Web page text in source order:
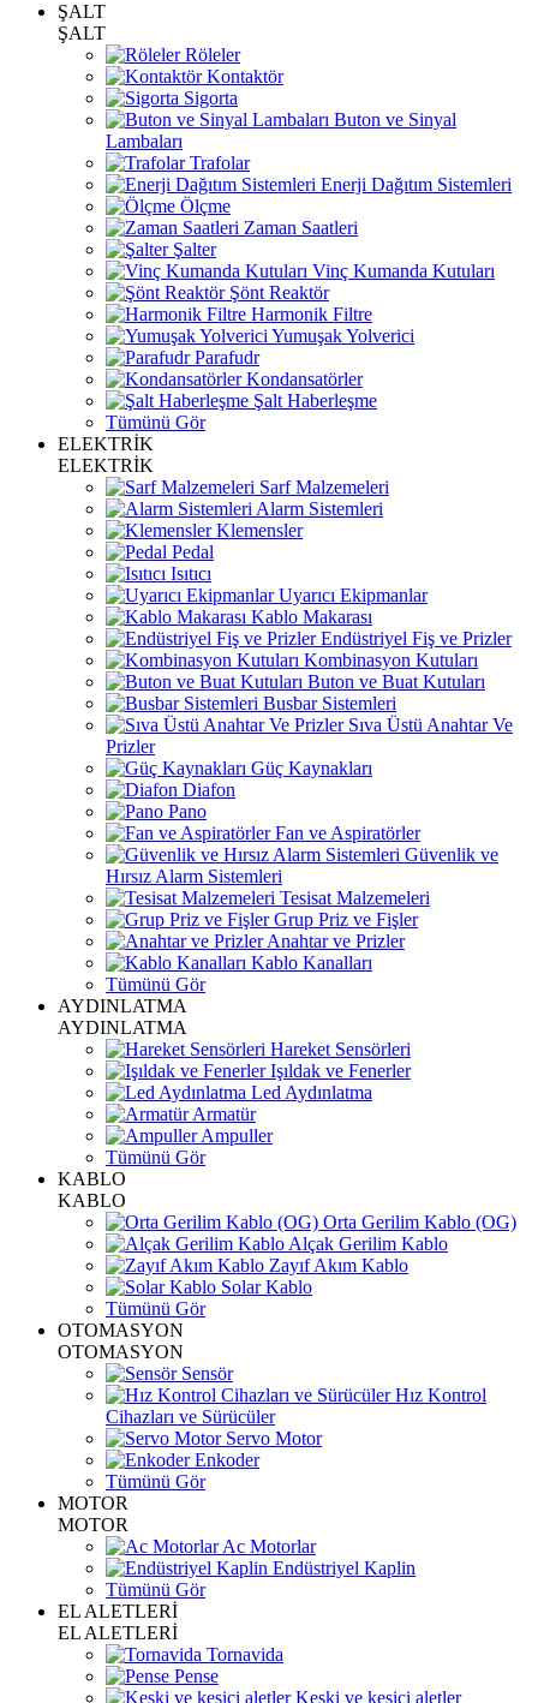
ŞALT
ŞALT
Röleler
Kontaktör
Sigorta
Buton ve Sinyal
Lambaları
Trafolar
Enerji Dağıtım Sistemleri
Ölçme
Zaman Saatleri
Şalter
Vinç Kumanda Kutuları
Şönt Reaktör
Harmonik Filtre
Yumuşak Yolverici
Parafudr
Kondansatörler
Şalt Haberleşme
Tümünü Gör
ELEKTRİK
ELEKTRİK
Sarf Malzemeleri
Alarm Sistemleri
Klemensler
Pedal
Isıtıcı
Uyarıcı Ekipmanlar
Kablo Makarası
Endüstriyel Fiş ve Prizler
Kombinasyon Kutuları
Buton ve Buat Kutuları
Busbar Sistemleri
Sıva Üstü Anahtar Ve
Prizler
Güç Kaynakları
Diafon
Pano
Fan ve Aspiratörler
Güvenlik ve
Hırsız Alarm Sistemleri
Tesisat Malzemeleri
Grup Priz ve Fişler
Anahtar ve Prizler
Kablo Kanalları
Tümünü Gör
AYDINLATMA
AYDINLATMA
Hareket Sensörleri
Işıldak ve Fenerler
Led Aydınlatma
Armatür
Ampuller
Tümünü Gör
KABLO
KABLO
Orta Gerilim Kablo (OG)
Alçak Gerilim Kablo
Zayıf Akım Kablo
Solar Kablo
Tümünü Gör
OTOMASYON
OTOMASYON
Sensör
Hız Kontrol
Cihazları ve Sürücüler
Servo Motor
Enkoder
Tümünü Gör
MOTOR
MOTOR
Ac Motorlar
Endüstriyel Kaplin
Tümünü Gör
EL ALETLERİ
EL ALETLERİ
Tornavida
Pense
Keski ve kesici aletler